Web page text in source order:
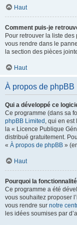
Haut
Comment puis-je
Pour retrouver la liste
vous rendre dans le
la section des pièces
Haut
À propos de phpBB
Qui a développé ce
Ce programme (dans sa
phpBB Limited , qui en est
la « Licence Publique
distribué gratuitement.
« À propos de phpBB »
Haut
Pourquoi la
Ce programme a été
vous souhaitez proposer
vous rendre sur notre
les idées soumises par